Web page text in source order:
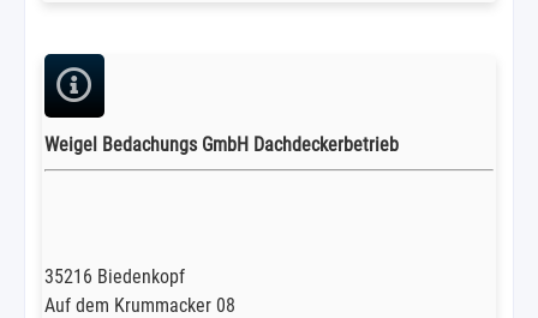
Weigel Bedachungs GmbH Dachdeckerbetrieb
35216 Biedenkopf
Auf dem Krummacker 08